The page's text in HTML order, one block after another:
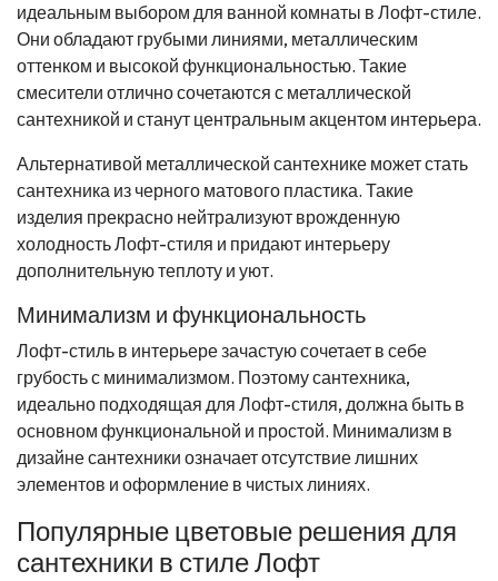
идеальным выбором для ванной комнаты в Лофт-стиле.
Они обладают грубыми линиями, металлическим
оттенком и высокой функциональностью. Такие
смесители отлично сочетаются с металлической
сантехникой и станут центральным акцентом интерьера.
Альтернативой металлической сантехнике может стать
сантехника из черного матового пластика. Такие
изделия прекрасно нейтрализуют врожденную
холодность Лофт-стиля и придают интерьеру
дополнительную теплоту и уют.
Минимализм и функциональность
Лофт-стиль в интерьере зачастую сочетает в себе
грубость с минимализмом. Поэтому сантехника,
идеально подходящая для Лофт-стиля, должна быть в
основном функциональной и простой. Минимализм в
дизайне сантехники означает отсутствие лишних
элементов и оформление в чистых линиях.
Популярные цветовые решения для
сантехники в стиле Лофт